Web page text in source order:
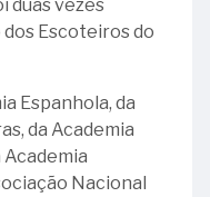
duas vezes
Escoteiros do
Espanhola, da
da Academia
Nacional